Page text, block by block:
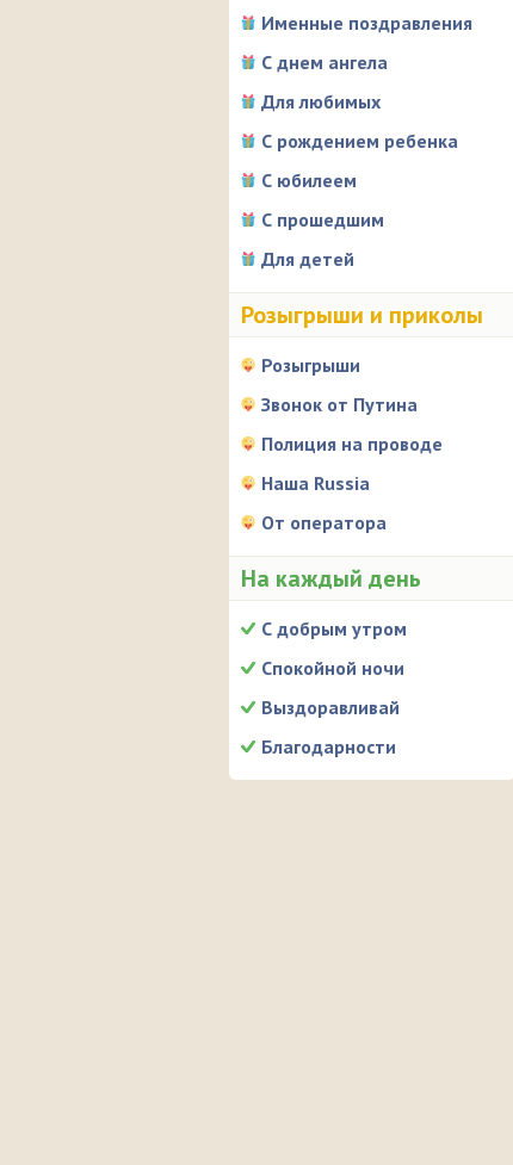
Именные поздравления
С днем ангела
Для любимых
С рождением ребенка
С юбилеем
С прошедшим
Для детей
Розыгрыши и приколы
Розыгрыши
Звонок от Путина
Полиция на проводе
Наша Russia
От оператора
На каждый день
С добрым утром
Спокойной ночи
Выздоравливай
Благодарности